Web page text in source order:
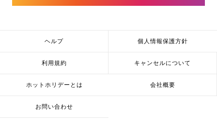
ヘルプ 個人情報保護方針
利用規約 キャンセルについて
ホットホリデーとは 会社概要
お問い合わせ